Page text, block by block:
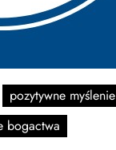
pozytywne myślenie
bogactwa